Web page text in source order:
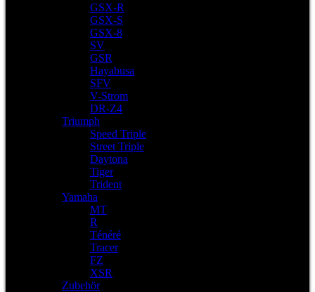
GSX-R
GSX-S
GSX-8
SV
GSR
Hayabusa
SFV
V-Strom
DR-Z4
Triumph
Speed Triple
Street Triple
Daytona
Tiger
Trident
Yamaha
MT
R
Ténéré
Tracer
FZ
XSR
Zubehör